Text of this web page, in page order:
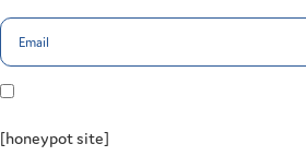
[honeypot site]